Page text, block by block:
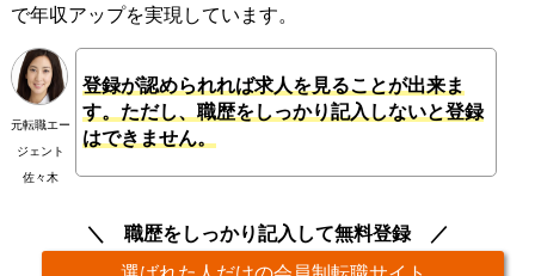
で年収アップを実現しています。
元転職エー
ジェント
佐々木
登録が認められれば求人を見ることが出来ま
す。ただし、職歴をしっかり記入しないと登録
はできません。
職歴をしっかり記入して無料登録